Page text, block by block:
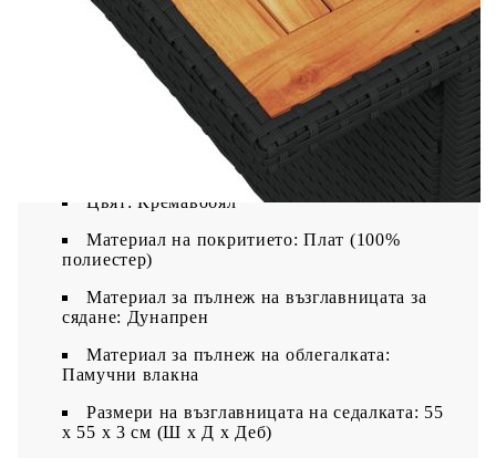
Цвят: Черен
Материал: PE ратан, стомана с прахово
покритие, акациева дървесина масив с лаково
Размери: 100 x 55 x 44/73 см (Д x Ш x В)
Цвят: Кремавобял
Материал на покритието: Плат (100%
полиестер)
Материал за пълнеж на възглавницата за
сядане: Дунапрен
Материал за пълнеж на облегалката:
Памучни влакна
Размери на възглавницата на седалката: 55
x 55 x 3 см (Ш x Д x Деб)